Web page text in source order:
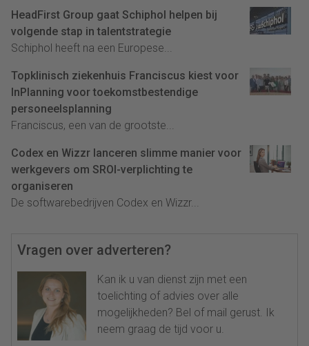
HeadFirst Group gaat Schiphol helpen bij
volgende stap in talentstrategie
Schiphol heeft na een Europese...
Topklinisch ziekenhuis Franciscus kiest voor
InPlanning voor toekomstbestendige
personeelsplanning
Franciscus, een van de grootste...
Codex en Wizzr lanceren slimme manier voor
werkgevers om SROI-verplichting te
organiseren
De softwarebedrijven Codex en Wizzr...
Vragen over adverteren?
Kan ik u van dienst zijn met een
toelichting of advies over alle
mogelijkheden? Bel of mail gerust. Ik
neem graag de tijd voor u.